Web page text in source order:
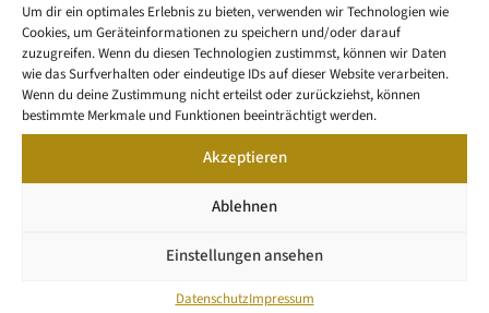
Um dir ein optimales Erlebnis zu bieten, verwenden wir Technologien wie
Cookies, um Geräteinformationen zu speichern und/oder darauf
zuzugreifen. Wenn du diesen Technologien zustimmst, können wir Daten
wie das Surfverhalten oder eindeutige IDs auf dieser Website verarbeiten.
Wenn du deine Zustimmung nicht erteilst oder zurückziehst, können
bestimmte Merkmale und Funktionen beeinträchtigt werden.
Akzeptieren
Ablehnen
Einstellungen ansehen
DatenschutzImpressum
LETTER